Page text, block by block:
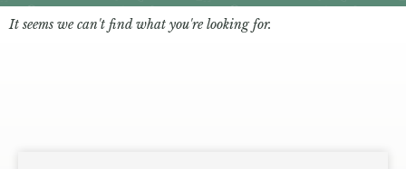
It seems we can't find what you're looking for.